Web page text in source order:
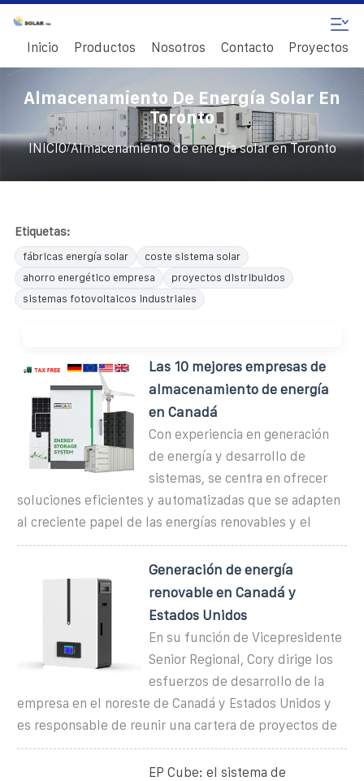
Inicio Productos Nosotros Contacto Proyectos
Almacenamiento De Energía Solar En
Toronto
INICIO/Almacenamiento de energía solar en Toronto
Etiquetas:
fábricas energía solar
coste sistema solar
ahorro energético empresa
proyectos distribuidos
sistemas fotovoltaicos industriales
Las 10 mejores empresas de
almacenamiento de energía
en Canadá
Con experiencia en generación
de energía y desarrollo de
sistemas, se centra en ofrecer
soluciones eficientes y automatizadas que se adapten
al creciente papel de las energías renovables y el
Generación de energía
renovable en Canadá y
Estados Unidos
En su función de Vicepresidente
Senior Regional, Cory dirige los
esfuerzos de desarrollo de la
empresa en el noreste de Canadá y Estados Unidos y
es responsable de reunir una cartera de proyectos de
EP Cube: el sistema de